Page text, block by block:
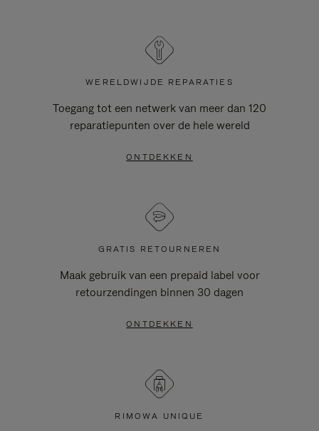
WERELDWIJDE REPARATIES
Toegang tot een netwerk van meer dan 120
reparatiepunten over de hele wereld
ONTDEKKEN
GRATIS RETOURNEREN
Maak gebruik van een prepaid label voor
retourzendingen binnen 30 dagen
ONTDEKKEN
RIMOWA UNIQUE